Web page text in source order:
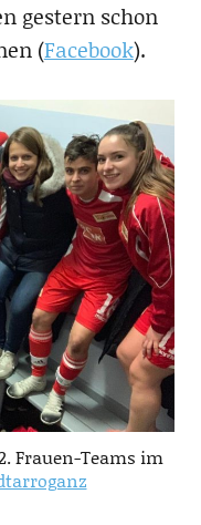
gestern schon
(Facebook).
Frauen-Teams im